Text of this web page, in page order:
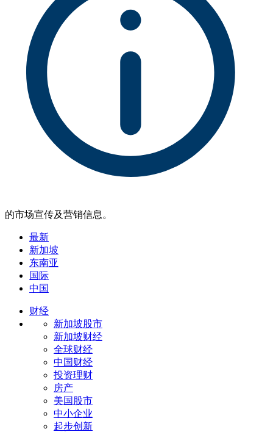
的市场宣传及营销信息。
最新
新加坡
东南亚
国际
中国
财经
新加坡股市
新加坡财经
全球财经
中国财经
投资理财
房产
美国股市
中小企业
起步创新